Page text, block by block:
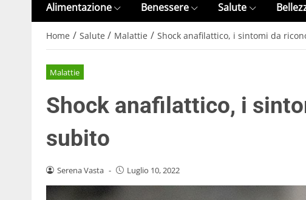
Alimentazione Benessere Salute
Home / Salute / Malattie / Shock anafilattico, i sintomi da
Malattie
Shock anafilattico, i
subito
Serena Vasta - Luglio 10, 2022